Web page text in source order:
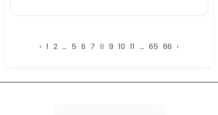
‹ 1 2 ... 5 6 7 8 9 10 11 ... 65 66 ›